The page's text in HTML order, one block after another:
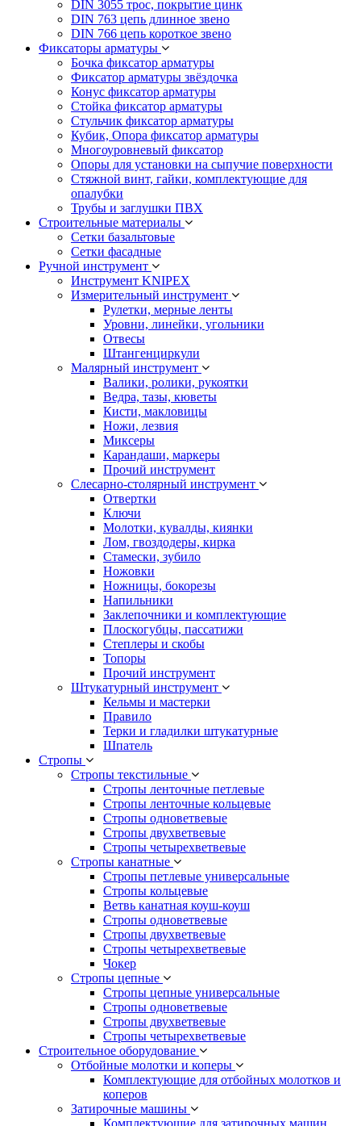
DIN 3055 трос, покрытие цинк
DIN 763 цепь длинное звено
DIN 766 цепь короткое звено
Фиксаторы арматуры
Бочка фиксатор арматуры
Фиксатор арматуры звёздочка
Конус фиксатор арматуры
Стойка фиксатор арматуры
Стульчик фиксатор арматуры
Кубик, Опора фиксатор арматуры
Многоуровневый фиксатор
Опоры для установки на сыпучие поверхности
Стяжной винт, гайки, комплектующие для
опалубки
Трубы и заглушки ПВХ
Строительные материалы
Сетки базальтовые
Сетки фасадные
Ручной инструмент
Инструмент KNIPEX
Измерительный инструмент
Рулетки, мерные ленты
Уровни, линейки, угольники
Отвесы
Штангенциркули
Малярный инструмент
Валики, ролики, рукоятки
Ведра, тазы, кюветы
Кисти, макловицы
Ножи, лезвия
Миксеры
Карандаши, маркеры
Прочий инструмент
Слесарно-столярный инструмент
Отвертки
Ключи
Молотки, кувалды, киянки
Лом, гвоздодеры, кирка
Стамески, зубило
Ножовки
Ножницы, бокорезы
Напильники
Заклепочники и комплектующие
Плоскогубцы, пассатижи
Степлеры и скобы
Топоры
Прочий инструмент
Штукатурный инструмент
Кельмы и мастерки
Правило
Терки и гладилки штукатурные
Шпатель
Стропы
Стропы текстильные
Стропы ленточные петлевые
Стропы ленточные кольцевые
Стропы одноветвевые
Стропы двухветвевые
Стропы четырехветвевые
Стропы канатные
Стропы петлевые универсальные
Стропы кольцевые
Ветвь канатная коуш-коуш
Стропы одноветвевые
Стропы двухветвевые
Стропы четырехветвевые
Чокер
Стропы цепные
Стропы цепные универсальные
Стропы одноветвевые
Стропы двухветвевые
Стропы четырехветвевые
Строительное оборудование
Отбойные молотки и коперы
Комплектующие для отбойных молотков и
коперов
Затирочные машины
Комплектующие для затирочных машин